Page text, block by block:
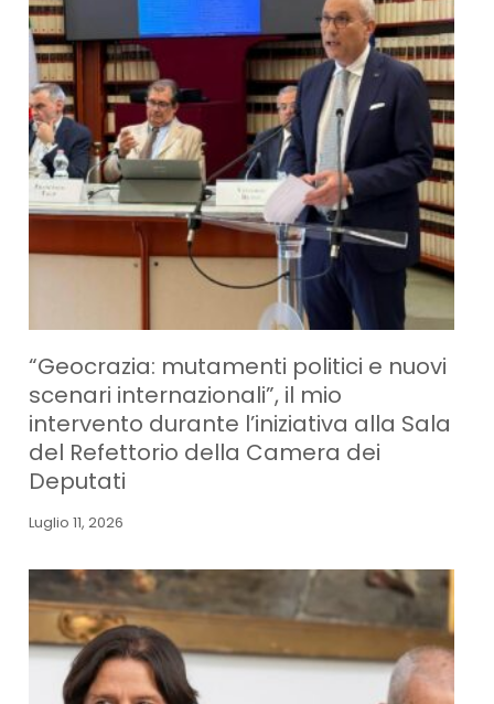
“Geocrazia: mutamenti politici e nuovi
scenari internazionali”, il mio
intervento durante l’iniziativa alla Sala
del Refettorio della Camera dei
Deputati
Luglio 11, 2026